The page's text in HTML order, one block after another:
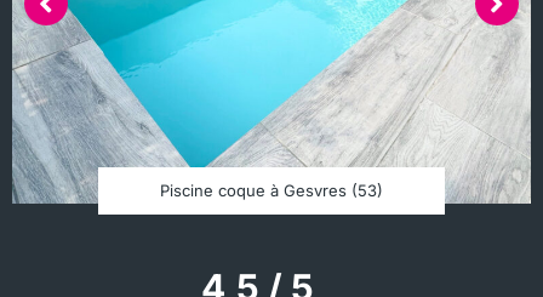
4,5 / 5
Piscine coque à Gesvres (53)